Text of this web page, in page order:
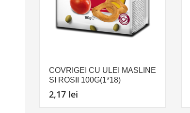
COVRIGEI CU ULEI MASLINE
SI ROSII 100G(1*18)
2,17 lei